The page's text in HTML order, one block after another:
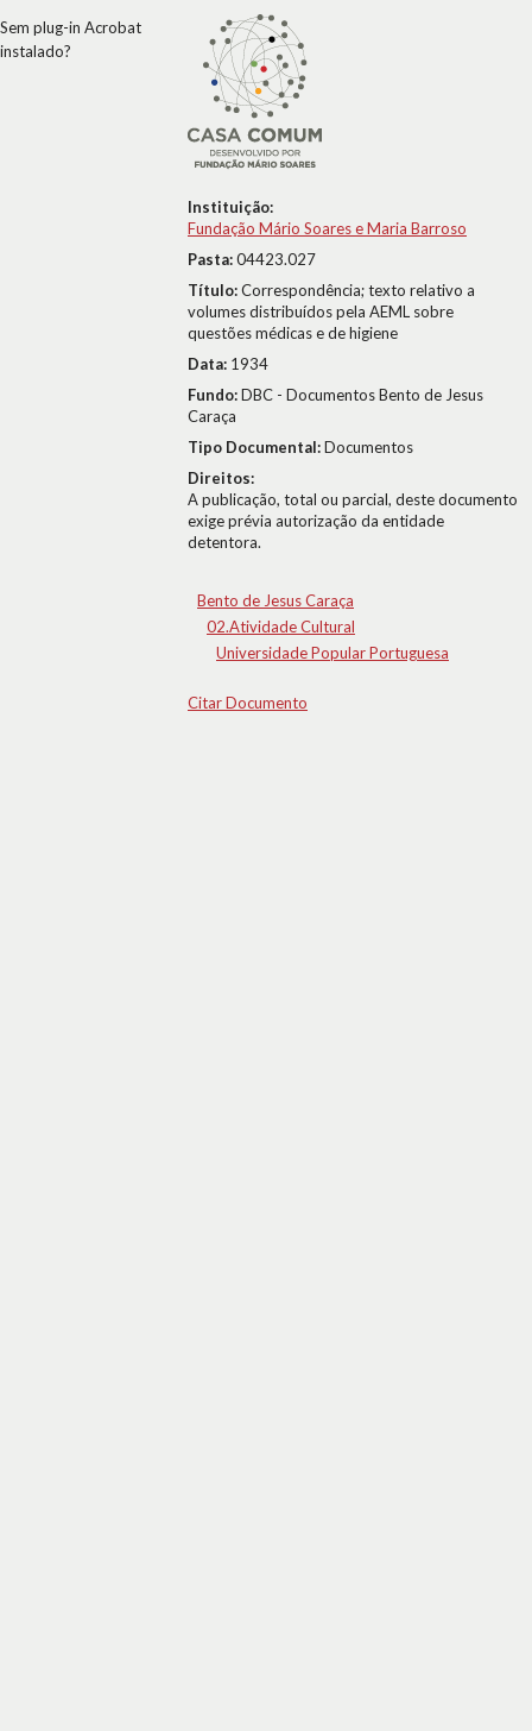
Instituição:
Fundação Mário Soares e Maria Barroso
Pasta:04423.027
Título:Correspondência; texto relativo a
volumes distribuídos pela AEML sobre
questões médicas e de higiene
Data: 1934
Fundo:DBC - Documentos Bento de Jesus
Caraça
Tipo Documental:Documentos
Direitos:
A publicação, total ou parcial, deste documento
exige prévia autorização da entidade
detentora.
Bento de Jesus Caraça
02.Atividade Cultural
Universidade Popular Portuguesa
Citar Documento
Sem plug-in Acrobat
instalado?